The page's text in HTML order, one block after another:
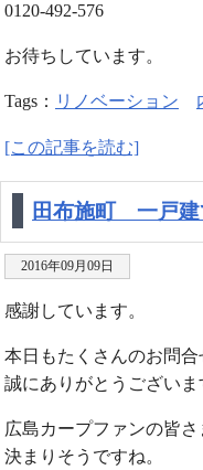
0120-492-576
お待ちしています。
Tags： リノベーション
[この記事を読む]
田布施町 一戸
2016年09月09日
感謝しています。
本日もたくさんのお問合
誠にありがとうございま
広島カープファンの皆
決まりそうですね。